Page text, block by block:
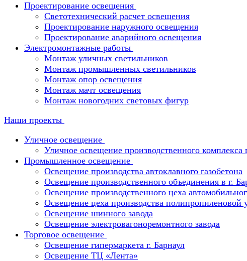
Проектирование освещения
Светотехнический расчет освещения
Проектирование наружного освещения
Проектирование аварийного освещения
Электромонтажные работы
Монтаж уличных светильников
Монтаж промышленных светильников
Монтаж опор освещения
Монтаж мачт освещения
Монтаж новогодних световых фигур
Наши проекты
Уличное освещение
Уличное освещение производственного комплекса
Промышленное освещение
Освещение производства автоклавного газобетона
Освещение производственного объединения в г.
Освещение производственного цеха
Освещение цеха производства полипропиленовой
Освещение шинного завода
Освещение электровагоноремонтного завода
Торговое освещение
Освещение гипермаркета г. Барнаул
Освещение ТЦ «Лента»